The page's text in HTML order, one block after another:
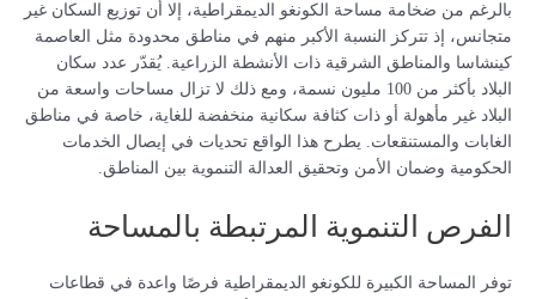
بالرغم من ضخامة مساحة الكونغو الديمقراطية، إلا أن توزيع السكان غير
متجانس، إذ تتركز النسبة الأكبر منهم في مناطق محدودة مثل العاصمة
كينشاسا والمناطق الشرقية ذات الأنشطة الزراعية. يُقدّر عدد سكان
البلاد بأكثر من 100 مليون نسمة، ومع ذلك لا تزال مساحات واسعة من
البلاد غير مأهولة أو ذات كثافة سكانية منخفضة للغاية، خاصة في مناطق
الغابات والمستنقعات. يطرح هذا الواقع تحديات في إيصال الخدمات
الحكومية وضمان الأمن وتحقيق العدالة التنموية بين المناطق.
الفرص التنموية المرتبطة بالمساحة
توفر المساحة الكبيرة للكونغو الديمقراطية فرصًا واعدة في قطاعات